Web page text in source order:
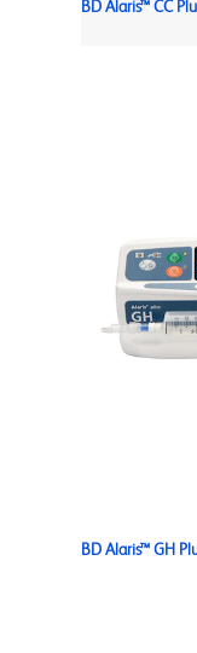
BD Alaris™ CC
BD Alaris™ GH